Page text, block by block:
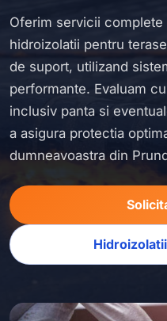
Oferim servicii
hidroizolatii pentru
de suport, utilizand
performante. Evaluam
inclusiv panta si
a asigura protectia
dumneavoastra din